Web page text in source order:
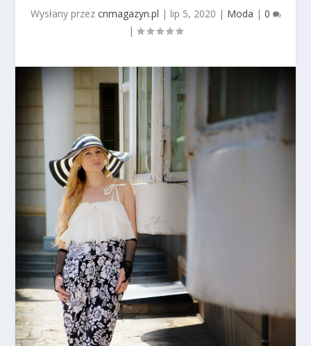
Wysłany przez cnmagazyn.pl | lip 5, 2020 | Moda | 0
|